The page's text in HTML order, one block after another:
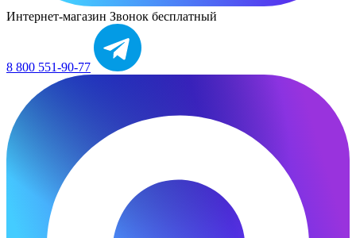
Интернет-магазин Звонок бесплатный
8 800 551-90-77